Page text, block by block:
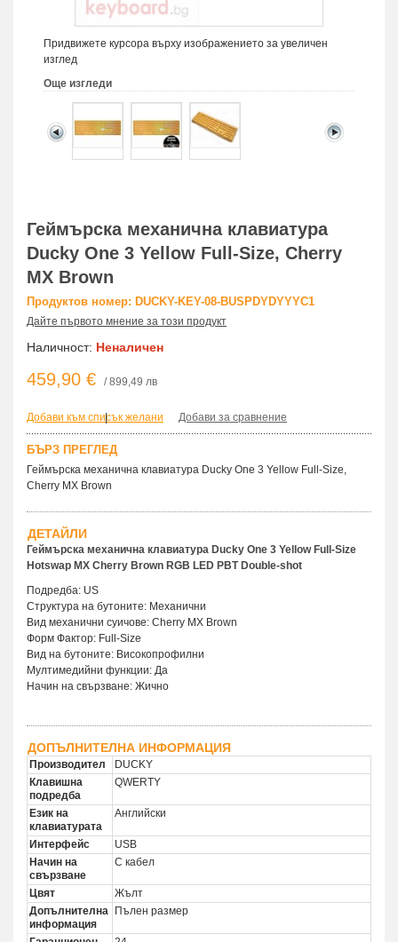
Придвижете курсора върху изображението за увеличен
изглед
Още изгледи
Геймърскa механична клавиатура
Ducky One 3 Yellow Full-Size, Cherry
MX Brown
Продуктов номер: DUCKY-KEY-08-BUSPDYDYYYC1
Дайте първото мнение за този продукт
Наличност: Неналичен
459,90 € / 899,49 лв
Добави към списък желани
| Добави за сравнение
БЪРЗ ПРЕГЛЕД
Геймърскa механична клавиатура Ducky One 3 Yellow Full-Size,
Cherry MX Brown
ДЕТАЙЛИ
Геймърска механична клавиатура Ducky One 3 Yellow Full-Size
Hotswap MX Cherry Brown RGB LED PBT Double-shot
Подредба: US
Структура на бутоните: Механични
Вид механични суичове: Cherry MX Brown
Форм Фактор: Full-Size
Вид на бутоните: Високопрофилни
Мултимедийни функции: Да
Начин на свързване: Жично
ДОПЪЛНИТЕЛНА ИНФОРМАЦИЯ
Производител
DUCKY
Клавишна
подредба
QWERTY
Език на
клавиатурата
Английски
Интерфейс
USB
Начин на
свързване
С кабел
Цвят
Жълт
Допълнителна
информация
Пълен размер